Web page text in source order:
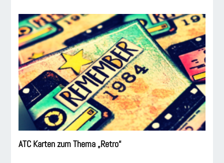
ATC Karten zum Thema „Retro“